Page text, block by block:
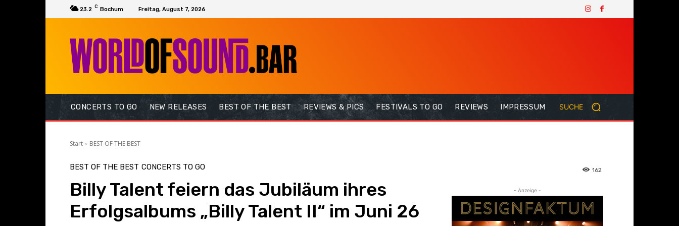
23.2 C Bochum Freitag, August 7, 2026
CONCERTS TO GO NEW RELEASES BEST OF THE BEST REVIEWS & PICS FESTIVALS TO GO REVIEWS IMPRESSUM SUCHE
Start BEST OF THE BEST
BEST OF THE BEST CONCERTS TO GO
Billy Talent feiern das Jubiläum ihres
Erfolgsalbums „Billy Talent II“ im Juni 26
162
- Anzeige -